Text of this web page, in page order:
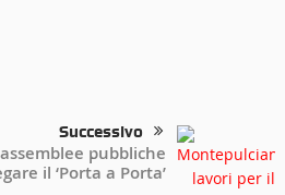
Successivo
pubbliche
il ‘Porta a Porta’